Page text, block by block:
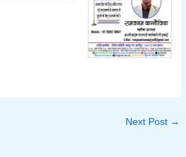
Next Post →